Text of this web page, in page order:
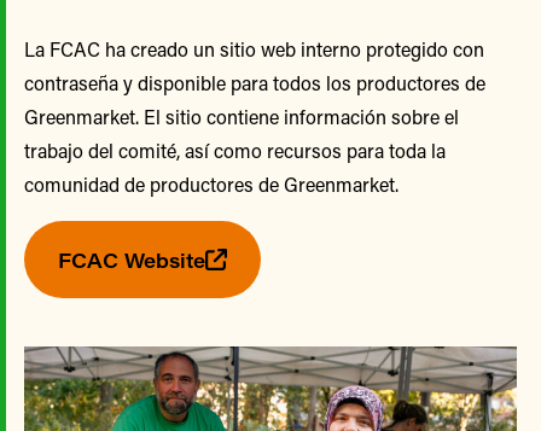
La FCAC ha creado un sitio web interno protegido con
contraseña y disponible para todos los productores de
Greenmarket. El sitio contiene información sobre el
trabajo del comité, así como recursos para toda la
comunidad de productores de Greenmarket.
FCAC Website